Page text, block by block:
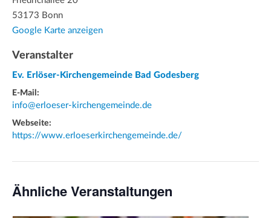
53173 Bonn
Google Karte anzeigen
Veranstalter
Ev. Erlöser-Kirchengemeinde Bad Godesberg
E-Mail:
info@erloeser-kirchengemeinde.de
Webseite:
https://www.erloeserkirchengemeinde.de/
Ähnliche Veranstaltungen